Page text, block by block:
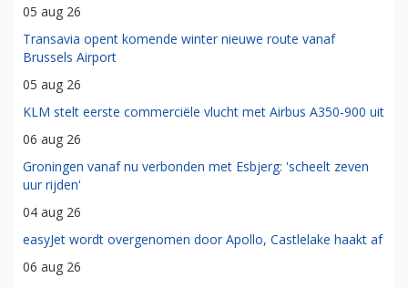
05 aug 26
Transavia opent komende winter nieuwe route vanaf
Brussels Airport
05 aug 26
KLM stelt eerste commerciële vlucht met Airbus A350-900 uit
06 aug 26
Groningen vanaf nu verbonden met Esbjerg: 'scheelt zeven
uur rijden'
04 aug 26
easyJet wordt overgenomen door Apollo, Castlelake haakt af
06 aug 26